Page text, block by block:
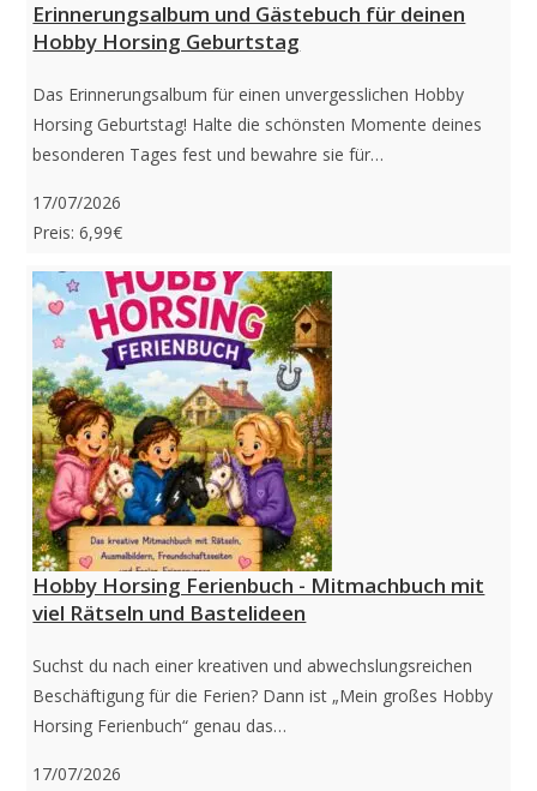
Erinnerungsalbum und Gästebuch für deinen
Hobby Horsing Geburtstag
Das Erinnerungsalbum für einen unvergesslichen Hobby
Horsing Geburtstag! Halte die schönsten Momente deines
besonderen Tages fest und bewahre sie für…
17/07/2026
Preis: 6,99€
Hobby Horsing Ferienbuch - Mitmachbuch mit
viel Rätseln und Bastelideen
Suchst du nach einer kreativen und abwechslungsreichen
Beschäftigung für die Ferien? Dann ist „Mein großes Hobby
Horsing Ferienbuch“ genau das…
17/07/2026